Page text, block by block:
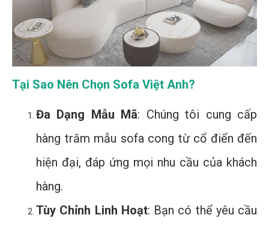
Tại Sao Nên Chọn Sofa Việt Anh?
Đa Dạng Mẫu Mã: Chúng tôi cung cấp
hàng trăm mẫu sofa cong từ cổ điển đến
hiện đại, đáp ứng mọi nhu cầu của khách
hàng.
Tùy Chỉnh Linh Hoạt: Bạn có thể yêu cầu